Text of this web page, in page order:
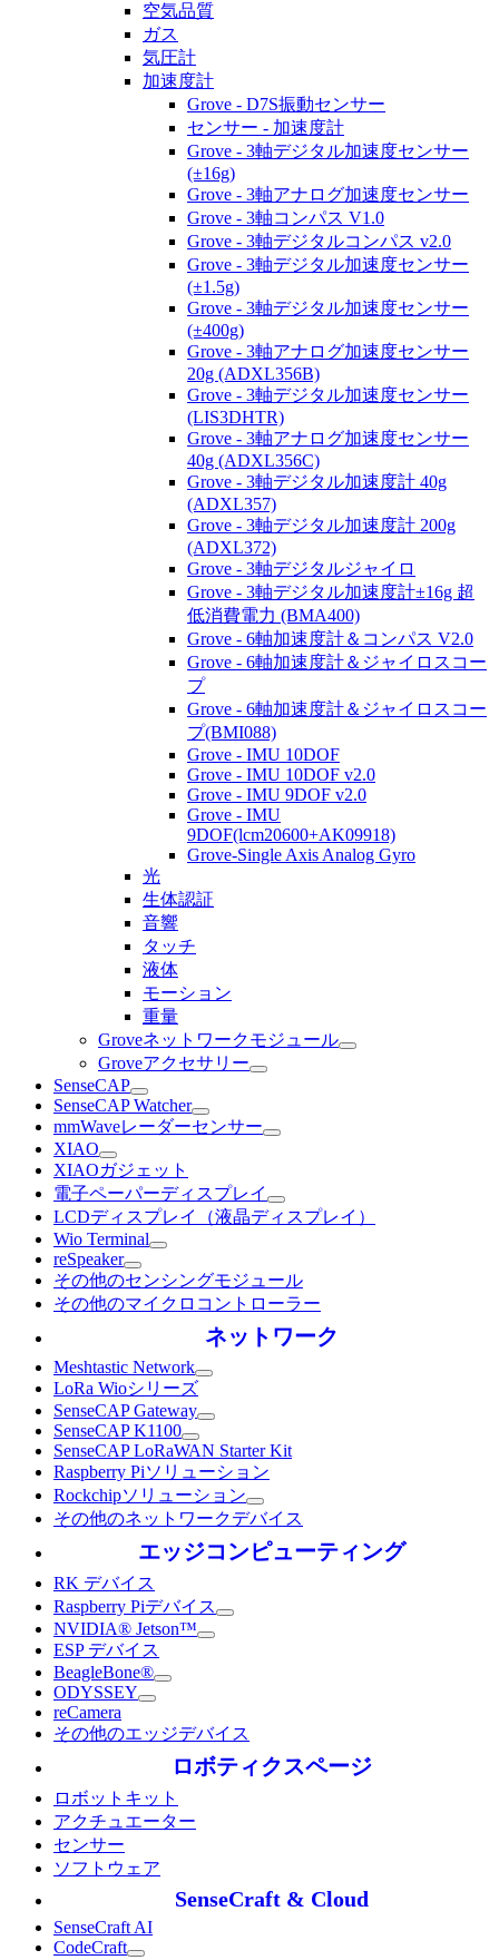
空気品質
ガス
気圧計
加速度計
Grove - D7S振動センサー
センサー - 加速度計
Grove - 3軸デジタル加速度センサー
(±16g)
Grove - 3軸アナログ加速度センサー
Grove - 3軸コンパス V1.0
Grove - 3軸デジタルコンパス v2.0
Grove - 3軸デジタル加速度センサー
(±1.5g)
Grove - 3軸デジタル加速度センサー
(±400g)
Grove - 3軸アナログ加速度センサー
20g (ADXL356B)
Grove - 3軸デジタル加速度センサー
(LIS3DHTR)
Grove - 3軸アナログ加速度センサー
40g (ADXL356C)
Grove - 3軸デジタル加速度計 40g
(ADXL357)
Grove - 3軸デジタル加速度計 200g
(ADXL372)
Grove - 3軸デジタルジャイロ
Grove - 3軸デジタル加速度計±16g 超
低消費電力 (BMA400)
Grove - 6軸加速度計＆コンパス V2.0
Grove - 6軸加速度計＆ジャイロスコー
プ
Grove - 6軸加速度計＆ジャイロスコー
プ(BMI088)
Grove - IMU 10DOF
Grove - IMU 10DOF v2.0
Grove - IMU 9DOF v2.0
Grove - IMU
9DOF(lcm20600+AK09918)
Grove-Single Axis Analog Gyro
光
生体認証
音響
タッチ
液体
モーション
重量
Groveネットワークモジュール
Groveアクセサリー
SenseCAP
SenseCAP Watcher
mmWaveレーダーセンサー
XIAO
XIAOガジェット
電子ペーパーディスプレイ
LCDディスプレイ（液晶ディスプレイ）
Wio Terminal
reSpeaker
その他のセンシングモジュール
その他のマイクロコントローラー
ネットワーク
Meshtastic Network
LoRa Wioシリーズ
SenseCAP Gateway
SenseCAP K1100
SenseCAP LoRaWAN Starter Kit
Raspberry Piソリューション
Rockchipソリューション
その他のネットワークデバイス
エッジコンピューティング
RK デバイス
Raspberry Piデバイス
NVIDIA® Jetson™
ESP デバイス
BeagleBone®
ODYSSEY
reCamera
その他のエッジデバイス
ロボティクスページ
ロボットキット
アクチュエーター
センサー
ソフトウェア
SenseCraft & Cloud
SenseCraft AI
CodeCraft